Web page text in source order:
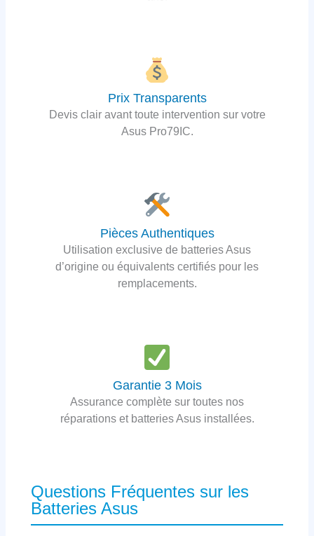
Prix Transparents
Devis clair avant toute intervention sur votre
Asus Pro79IC.
Pièces Authentiques
Utilisation exclusive de batteries Asus
d’origine ou équivalents certifiés pour les
remplacements.
Garantie 3 Mois
Assurance complète sur toutes nos
réparations et batteries Asus installées.
Questions Fréquentes sur les
Batteries Asus